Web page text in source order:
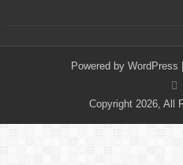
Powered by WordPress